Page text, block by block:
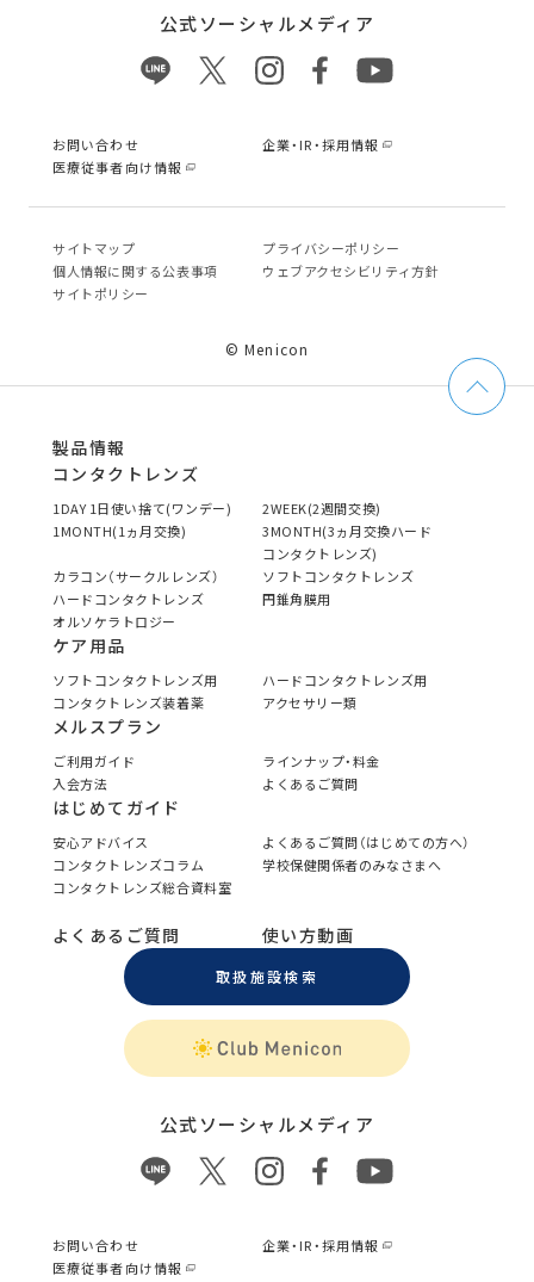
公式ソーシャルメディア
お問い合わせ
企業・IR・採用情報
医療従事者向け情報
サイトマップ
プライバシーポリシー
個⼈情報に関する公表事項
ウェブアクセシビリティ方針
サイトポリシー
© Menicon
製品情報
コンタクトレンズ
1DAY 1日使い捨て(ワンデー)
2WEEK(2週間交換)
1MONTH(1ヵ月交換)
3MONTH(3ヵ月交換ハード
コンタクトレンズ)
カラコン（サークルレンズ）
ソフトコンタクトレンズ
ハードコンタクトレンズ
円錐角膜用
オルソケラトロジー
ケア用品
ソフトコンタクトレンズ用
ハードコンタクトレンズ用
コンタクトレンズ装着薬
アクセサリー類
メルスプラン
ご利用ガイド
ラインナップ・料金
入会方法
よくあるご質問
はじめてガイド
安心アドバイス
よくあるご質問（はじめての方へ）
コンタクトレンズコラム
学校保健関係者のみなさまへ
コンタクトレンズ総合資料室
よくあるご質問 使い方動画
取扱施設検索
公式ソーシャルメディア
お問い合わせ
企業・IR・採用情報
医療従事者向け情報